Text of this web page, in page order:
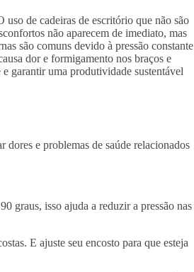
uso de cadeiras de escritório que não são
não aparecem de imediato, mas
são comuns devido à pressão constante
dor e formigamento nos braços e
garantir uma produtividade sustentável
dores e problemas de saúde relacionados
graus, isso ajuda a reduzir a pressão nas
E ajuste seu encosto para que esteja